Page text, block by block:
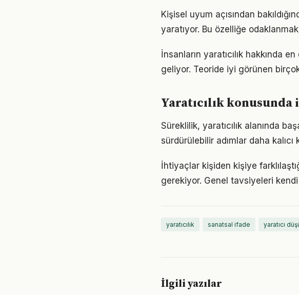
Kişisel uyum açısından
yaratıyor. Bu özelliğe
İnsanların yaratıcılık hakkında
geliyor. Teoride iyi görünen
Yaratıcılık konusunda
Süreklilik, yaratıcılık alanında
sürdürülebilir adımlar daha kalıcı
İhtiyaçlar kişiden kişiye
gerekiyor. Genel tavsiyeleri kendi
yaratıcılık sanatsal ifade yaratıcı
İlgili yazılar